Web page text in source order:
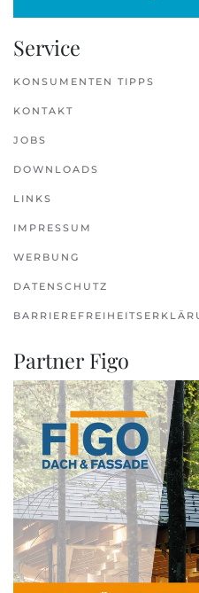
Service
KONSUMENTEN TIPPS
KONTAKT
JOBS
DOWNLOADS
LINKS
IMPRESSUM
WERBUNG
DATENSCHUTZ
Partner Figo